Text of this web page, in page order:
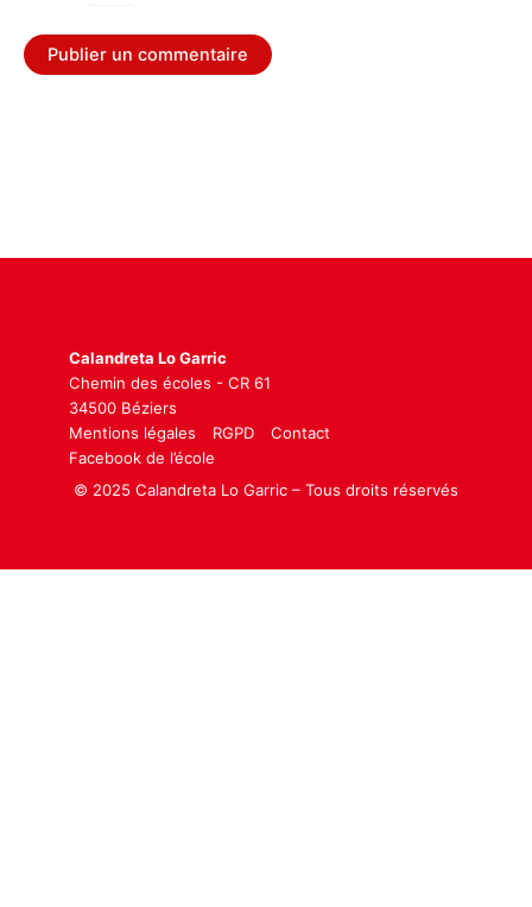
Calandreta Lo Garric
Chemin des écoles - CR 61
34500 Béziers
Mentions légales
RGPD
Contact
Facebook de l’école
© 2025 Calandreta Lo Garric – Tous droits réservés